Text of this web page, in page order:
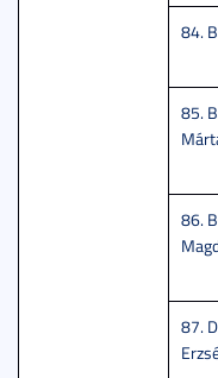
84.
85.
86.
87.